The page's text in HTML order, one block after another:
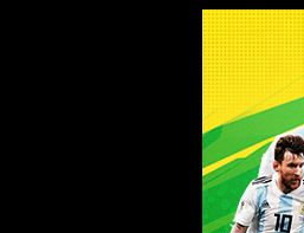
蜂鸟电竞比分网 -
WTS-WAF拦截详
出现该页面的原因:
1.你的请求是黑客攻击
2.你的请求合法但触发了安全规则,